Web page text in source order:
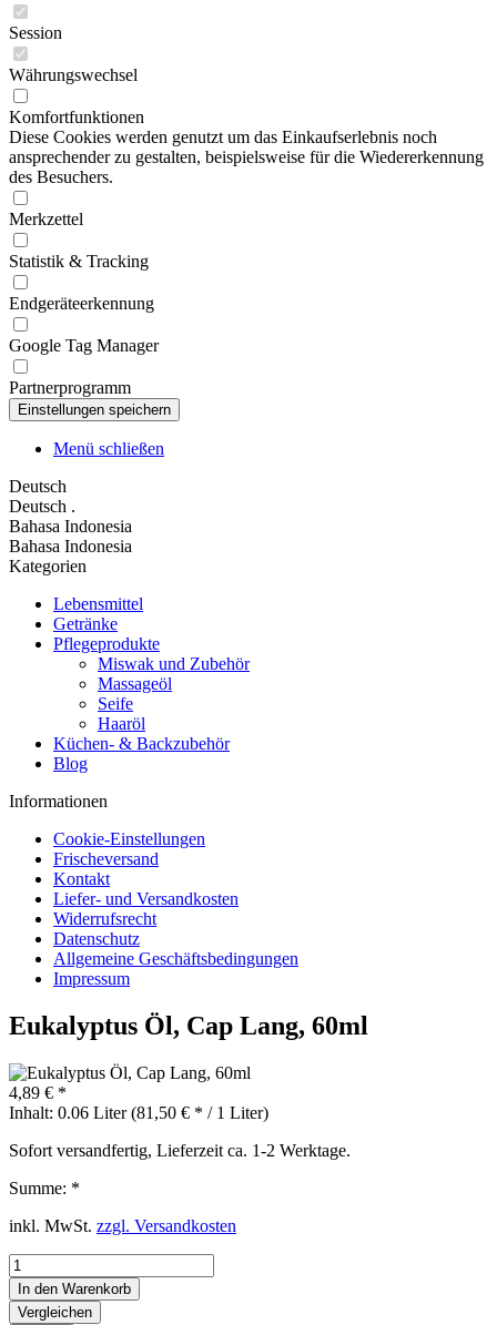
Session
Währungswechsel
Komfortfunktionen
Diese Cookies werden genutzt um das Einkaufserlebnis noch
ansprechender zu gestalten, beispielsweise für die Wiedererkennung
des Besuchers.
Merkzettel
Statistik & Tracking
Endgeräteerkennung
Google Tag Manager
Partnerprogramm
Menü schließen
Deutsch
Deutsch .
Bahasa Indonesia
Bahasa Indonesia
Kategorien
Lebensmittel
Getränke
Pflegeprodukte
Miswak und Zubehör
Massageöl
Seife
Haaröl
Küchen- & Backzubehör
Blog
Informationen
Cookie-Einstellungen
Frischeversand
Kontakt
Liefer- und Versandkosten
Widerrufsrecht
Datenschutz
Allgemeine Geschäftsbedingungen
Impressum
Eukalyptus Öl, Cap Lang, 60ml
4,89 € *
Inhalt: 0.06 Liter (81,50 € * / 1 Liter)
Sofort versandfertig, Lieferzeit ca. 1-2 Werktage.
Summe: *
inkl. MwSt. zzgl. Versandkosten
In den Warenkorb
Vergleichen